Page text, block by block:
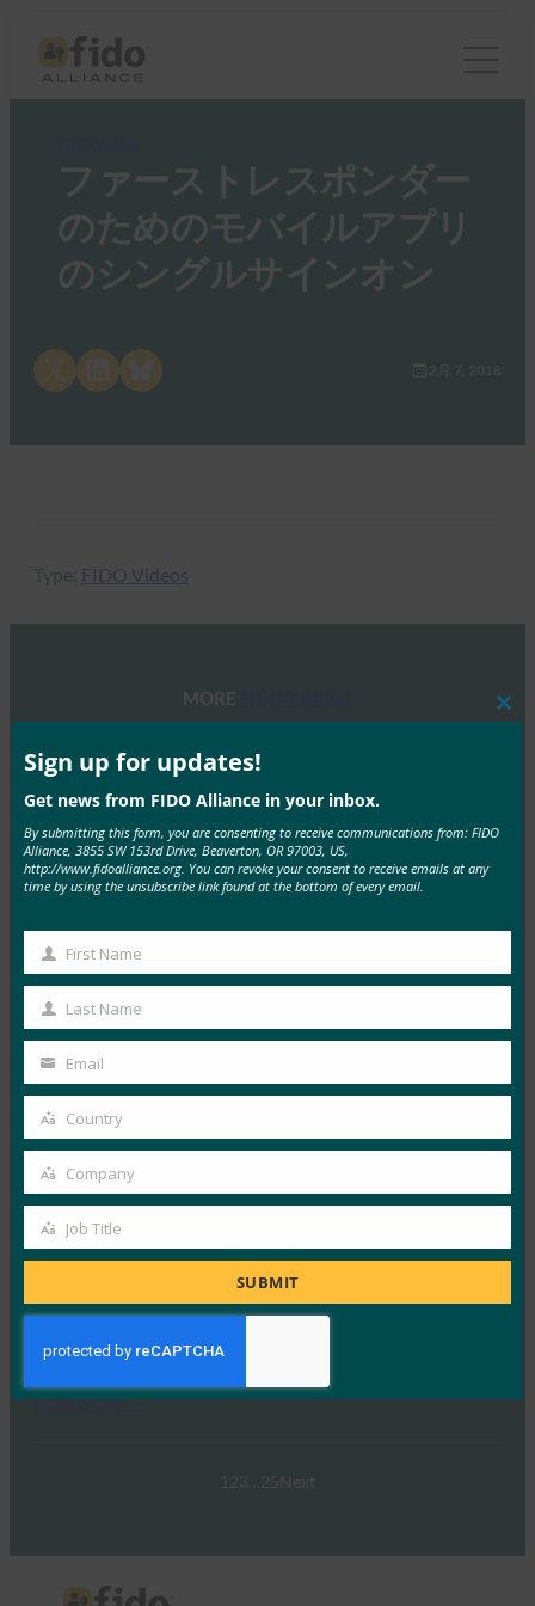
ファーストレスポンダー
のためのモバイルアプリ
のシングルサインオン
Share on LinkedInShare on Bluesky 2月 7, 2018
Type: FIDO Videos
MORE
FIDOウェビナー:すべての人のためのパスキーの設
10月 23, 2025
参加者はこのウェブキャストに参…
Read More →
FIDOの基準と認証で自動車のイノベーションを推
進
9月 25, 2025
参加者はこのウェブキャストに参…
Read More →
FIDOの基準と認証で自動車のイノベーションを推
進
9月 25, 2025
参加者はこのウェブキャストに参…
Read More →
1 2 3 25Next
Sign up for updates!
Get news from FIDO Alliance in your inbox.
By submitting this form, you are consenting to receive communications from: FIDO
Alliance, 3855 SW 153rd Drive, Beaverton, OR 97003, US,
http://www.fidoalliance.org. You can revoke your consent to receive emails at any
time by using the unsubscribe link found at the bottom of every email.
First
Name
First Name
Last
Name
Last Name
Your
email
Email
Country
Country
Company
Company
Job
Job Title
SUBMIT